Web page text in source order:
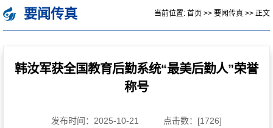
要闻传真 当前位置: 首页 >> 要闻传真 >> 正文
韩汝军获全国教育后勤系统“最美后勤人”荣誉
称号
发布时间：2025-10-21 点击数：[1726]